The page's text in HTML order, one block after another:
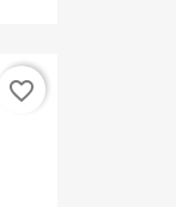
favorite_border